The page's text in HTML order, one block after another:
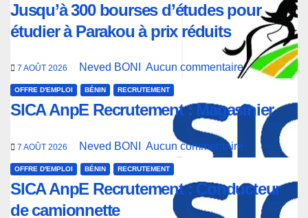
Jusqu’à 300 bourses d’études pour
étudier à Parakou à prix réduits
7 AOÛT 2026 Neved BONI Aucun commentaire
OFFRE D'EMPLOI BÉNIN RECRUTEMENT
SICA AnpE Recrutement : Magasinier
7 AOÛT 2026 Neved BONI Aucun commentaire
OFFRE D'EMPLOI BÉNIN RECRUTEMENT
SICA AnpE Recrutement : Conducteur
de camionnette